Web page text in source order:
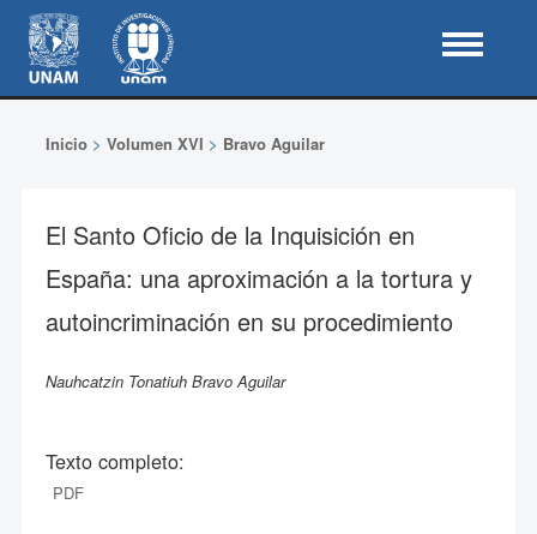
Inicio> Volumen XVI > Bravo Aguilar
El Santo Oficio de la Inquisición en
España: una aproximación a la tortura y
autoincriminación en su procedimiento
Nauhcatzin Tonatiuh Bravo Aguilar
Texto completo:
PDF